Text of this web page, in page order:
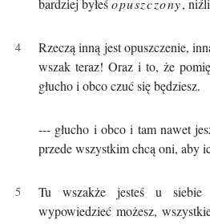
bardziej byłeśopuszczony,
Rzeczą inną jest opuszczenie,
wszak teraz! Oraz i to, że
głucho i obco czuć się będziesz.
--- głucho i obco i tam nawet
przede wszystkim chcą oni, aby
Tu wszakże jesteś u
wypowiedzieć możesz,